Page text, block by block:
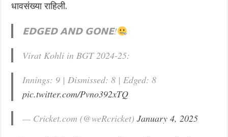
धावसंख्या राहिली.
𝗘𝗗𝗚𝗘𝗗 𝗔𝗡𝗗 𝗚𝗢𝗡𝗘!
Virat Kohli in BGT 2024-25:
Innings: 9 | Dismissed: 8 | Edged: 8
pic.twitter.com/Pvno392xTQ
— Cricket.com (@weRcricket)January 4, 2025